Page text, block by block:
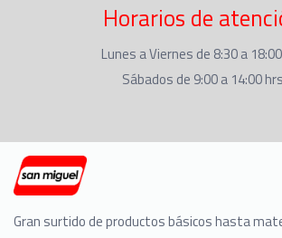
Horarios de
Lunes a Viernes de 8:30 a
Sábados de 9:00 a 14:00 hrs
Gran surtido de productos básicos hasta